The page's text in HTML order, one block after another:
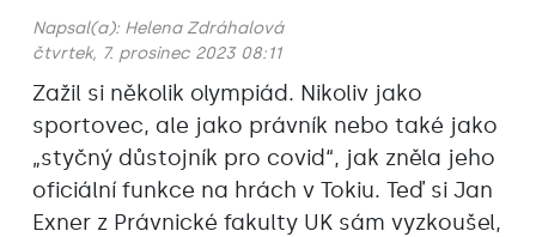
Napsal(a): Helena Zdráhalová
čtvrtek, 7. prosinec 2023 08:11
Zažil si několik olympiád. Nikoliv jako
sportovec, ale jako právník nebo také jako
„styčný důstojník pro covid“, jak zněla jeho
oficiální funkce na hrách v Tokiu. Teď si Jan
Exner z Právnické fakulty UK sám vyzkoušel,